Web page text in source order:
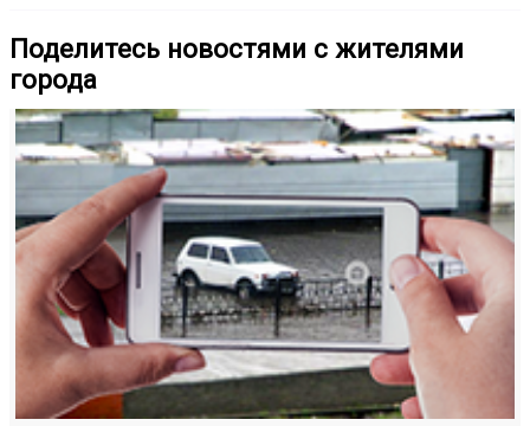
Поделитесь новостями с жителями
города